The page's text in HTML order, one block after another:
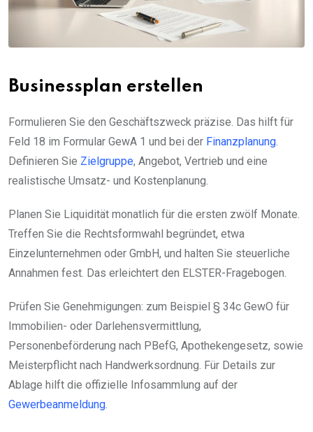
Businessplan erstellen
Formulieren Sie den Geschäftszweck präzise. Das hilft für
Feld 18 im Formular GewA 1 und bei der Finanzplanung
Definieren Sie Zielgruppe, Angebot, Vertrieb und eine
realistische Umsatz- und Kostenplanung.
Planen Sie Liquidität monatlich für die ersten zwölf Monate.
Treffen Sie die Rechtsformwahl begründet, etwa
Einzelunternehmen oder GmbH, und halten Sie steuerliche
Annahmen fest. Das erleichtert den ELSTER-Fragebogen.
Prüfen Sie Genehmigungen: zum Beispiel § 34c GewO für
Immobilien- oder Darlehensvermittlung,
Personenbeförderung nach PBefG, Apothekengesetz, sowie
Meisterpflicht nach Handwerksordnung. Für Details zur
Ablage hilft die offizielle Infosammlung auf der
Gewerbeanmeldung